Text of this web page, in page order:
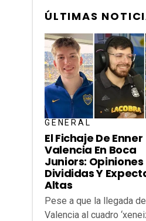
ÚLTIMAS
GENERAL
El Fichaje De Enner
Valencia En Boca
Juniors: Opiniones
Divididas Y
Altas
Pese a que la llegada
Valencia al cuadro